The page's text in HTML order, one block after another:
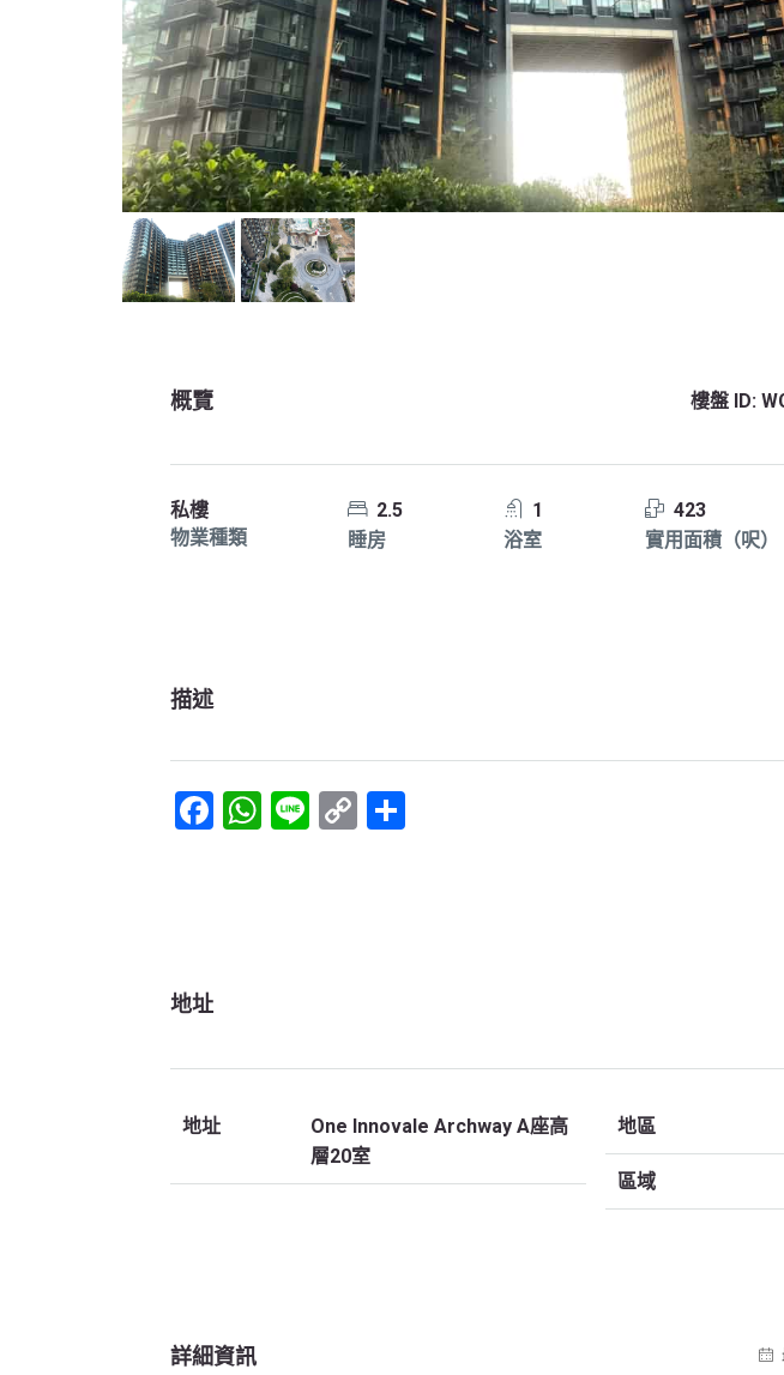
概覽 樓盤 ID:
私樓
物業種類
2.5
睡房
1
浴室
423
實用面積（呎）
描述
Facebook
WhatsApp
LineCopy
地址
地址
One Innovale Archway A座高
層20室
地區
區域
詳細資訊